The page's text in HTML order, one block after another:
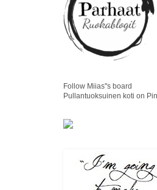
Follow Miias''s board
Pullantuoksuinen koti on